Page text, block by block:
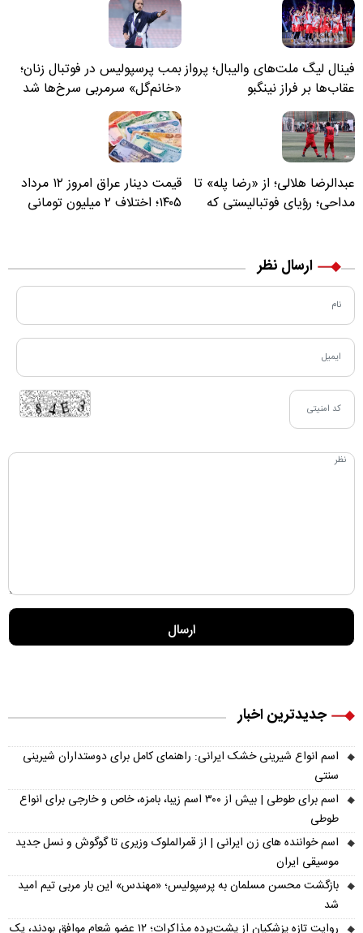
فینال لیگ ملت‌های والیبال؛ پرواز
عقاب‌ها بر فراز نینگبو
بمب پرسپولیس در فوتبال زنان؛
«خانم‌گل» سرمربی سرخ‌ها شد
عبدالرضا هلالی؛ از «رضا پله» تا
مداحی؛ رؤیای فوتبالیستی که
قیمت دینار عراق امروز ۱۲ مرداد
۱۴۰۵؛ اختلاف ۲ میلیون تومانی
ارسال نظر
جدیدترین اخبار
اسم انواع شیرینی خشک ایرانی: راهنمای کامل برای دوستداران شیرینی
سنتی
اسم برای طوطی | بیش از ۳۰۰ اسم زیبا، بامزه، خاص و خارجی برای انواع
طوطی
اسم خواننده های زن ایرانی | از قمرالملوک وزیری تا گوگوش و نسل جدید
موسیقی ایران
بازگشت محسن مسلمان به پرسپولیس؛ «مهندس» این بار مربی تیم امید
شد